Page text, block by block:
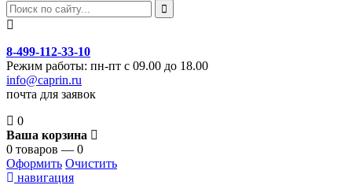
8-499-112-33-10
Режим работы: пн-пт с 09.00 до 18.00
info@caprin.ru
почта для заявок
0
Ваша корзина
0 товаров — 0
Оформить Очистить
навигация